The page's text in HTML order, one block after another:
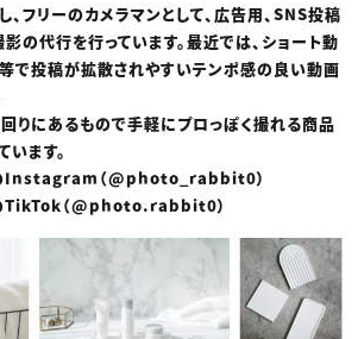
フリーのカメラマンとして、広告用、SNS投稿
の代行を行っています。最近では、ショート動
で投稿が拡散されやすいテンポ感の良い動画
りにあるもので手軽にプロっぽく撮れる商品
ます。
（@photo_rabbit0）
（@photo.rabbit0）